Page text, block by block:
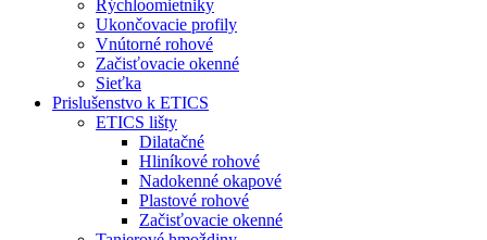
Rýchloomietniky
Ukončovacie profily
Vnútorné rohové
Začisťovacie okenné
Sieťka
Prislušenstvo k ETICS
ETICS lišty
Dilatačné
Hliníkové rohové
Nadokenné okapové
Plastové rohové
Začisťovacie okenné